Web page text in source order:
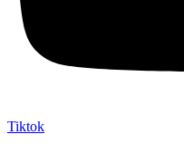
Tiktok